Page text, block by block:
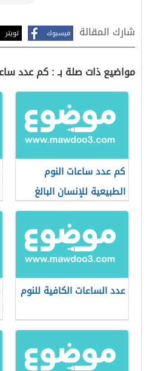
شارك المقالة فيسبوك تويتر
مواضيع ذات صلة بـ : كم عدد
كم عدد ساعات النوم
الطبيعية للإنسان البالغ
عدد الساعات الكافية للنوم